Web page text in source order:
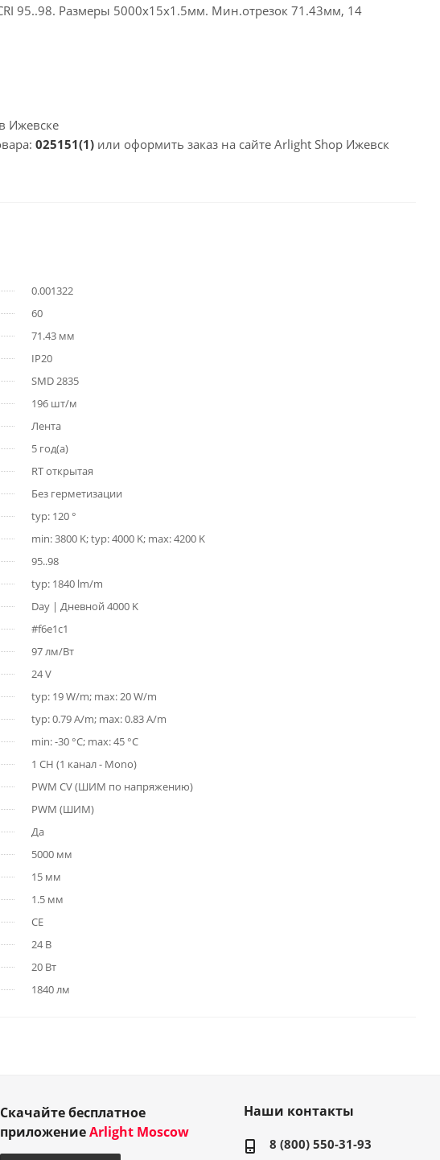
95..98. Размеры 5000х15x1.5мм. Мин.отрезок 71.43мм, 14
Ижевске
025151(1) или оформить заказ на сайте Arlight Shop Ижевск
0.001322
60
71.43 мм
IP20
SMD 2835
196 шт/м
Лента
5 год(а)
RT открытая
Без герметизации
typ: 120 °
min: 3800 K; typ: 4000 K; max: 4200 K
95..98
typ: 1840 lm/m
Day | Дневной 4000 K
#f6e1c1
97 лм/Вт
24 V
typ: 19 W/m; max: 20 W/m
typ: 0.79 A/m; max: 0.83 A/m
min: -30 °C; max: 45 °C
1 CH (1 канал - Mono)
PWM СV (ШИМ по напряжению)
PWM (ШИМ)
Да
5000 мм
15 мм
1.5 мм
CE
24 В
20 Вт
1840 лм
Скачайте бесплатное
приложениеArlight Moscow
Наши контакты
8 (800) 550-31-93